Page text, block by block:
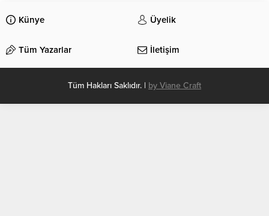
olarak bu şekilde gösterilir,
eklenmemişse bu alan boş kalır.
Künye Üyelik
Tüm Yazarlar İletişim
Tüm Hakları Saklıdır. | by Viane Craft